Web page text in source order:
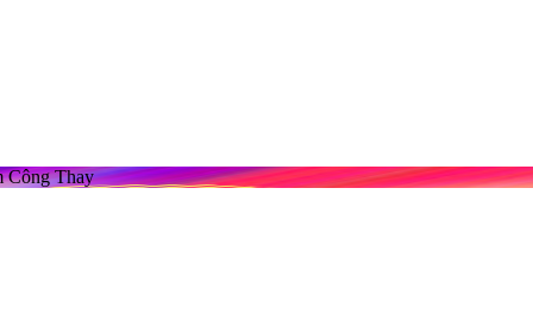
Công Thay